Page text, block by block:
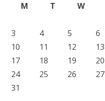
M
T W
3
4 5 6
10
11 12 13
17
18 19 20
24
25 26 27
31